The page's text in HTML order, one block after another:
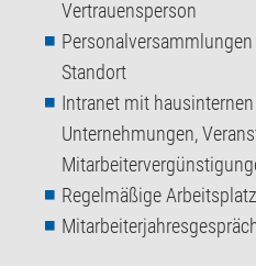
Vertrauensperson
Standort
Intranet mit
Unternehmungen,
Regelmäßige